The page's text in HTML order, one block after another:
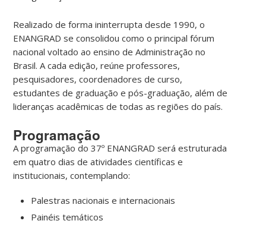
Realizado de forma ininterrupta desde 1990, o
ENANGRAD se consolidou como o principal fórum
nacional voltado ao ensino de Administração no
Brasil. A cada edição, reúne professores,
pesquisadores, coordenadores de curso,
estudantes de graduação e pós-graduação, além de
lideranças acadêmicas de todas as regiões do país.
Programação
A programação do 37º ENANGRAD será estruturada
em quatro dias de atividades científicas e
institucionais, contemplando:
Palestras nacionais e internacionais
Painéis temáticos